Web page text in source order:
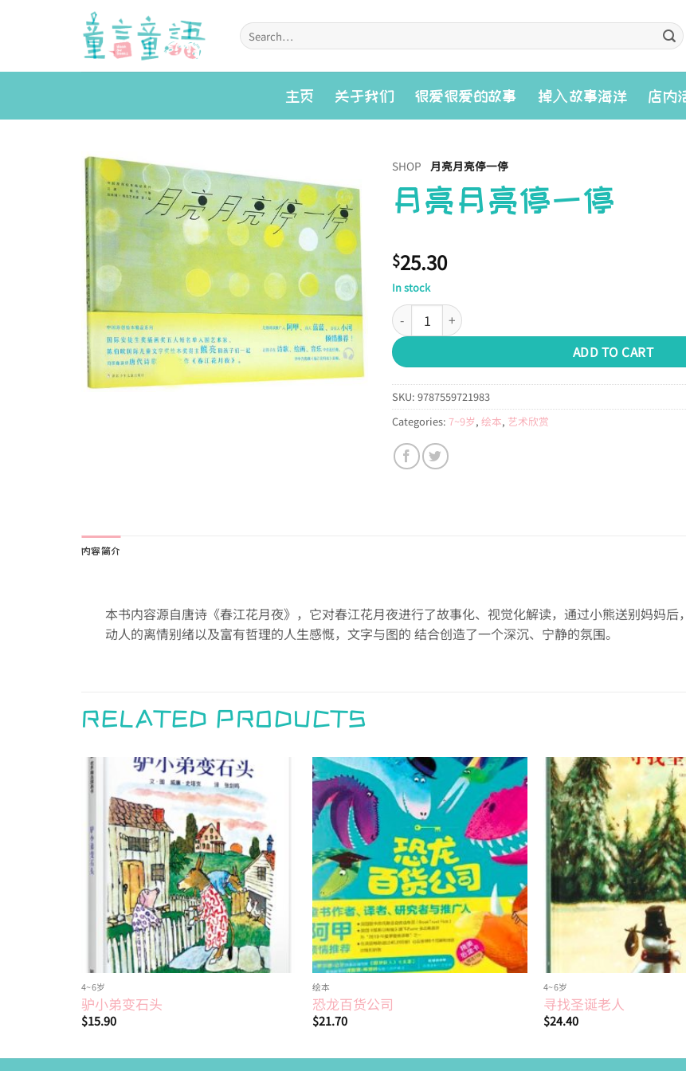
Search
for:
主页 关于我们 很爱很爱的故事 掉入故事海洋 店内
Add to
wishlist
SHOP 月亮月亮停一停
月亮月亮停一停
$25.30
In stock
月亮月亮停一停 quantity
ADD TO CART
SKU: 9787559721983
Categories: 7~9岁, 绘本, 艺术欣赏
内容简介
本书内容源自唐诗《春江花月夜》，它对春江花月夜进行了故事化、视觉化解读，通过小熊送别妈妈
动人的离情别绪以及富有哲理的人生感慨，文字与图的 结合创造了一个深沉、宁静的氛围。
RELATED PRODUCTS
Add to
wishlist
4~6岁
驴小弟变石头
$15.90
Add to
wishlist
绘本
恐龙百货公司
$21.70
4~6岁
寻找圣诞老人
$24.40